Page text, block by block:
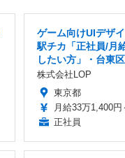
ゲーム向けUIデザ
駅チカ「正社員/月
したい方」・台東
株式会社LOP
東京都
月給33万1,400円
正社員